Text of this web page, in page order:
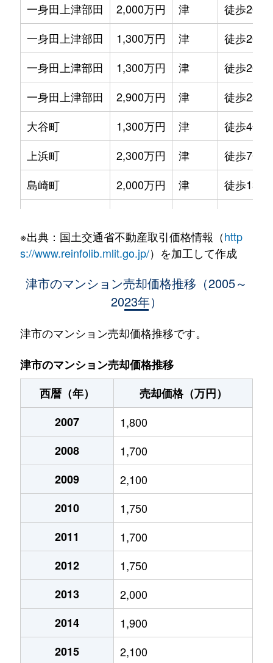
一身田上津部田
2,000万円 津
徒歩20分
一身田上津部田
1,300万円 津
徒歩20分
一身田上津部田
1,300万円 津
徒歩20分
一身田上津部田
2,900万円 津
徒歩23分
大谷町
1,300万円 津
徒歩4分
上浜町
2,300万円 津
徒歩7分
島崎町
2,000万円 津
徒歩13分
高茶屋小森町
1,000万円 久居
徒歩25分
340万円
八町
1,700万円 津新町
東丸之内
1,100万円
南が丘
1,900万円 南が丘
南が丘
2,200万円
※出典：国土交通省不動産取引価格情報（http
s://www.reinfolib.mlit.go.jp/）を加工して作成
津市のマンション売却価格推移（2005～
2023年）
津市のマンション売却価格推移です。
津市のマンション売却価格推移
西暦（年）
売却価格（万円）
2007
1,800
2008
1,700
2009
2,100
2010
1,750
2011
1,700
2012
1,750
2013
2,000
2014
1,900
2015
2,100